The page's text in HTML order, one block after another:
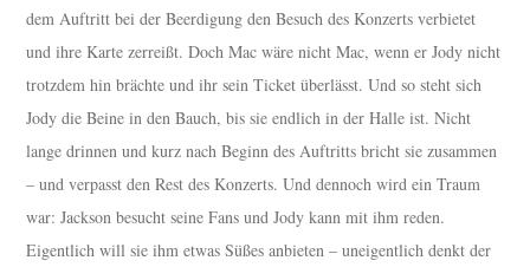
dem Auftritt bei der Beerdigung den Besuch des Konzerts verbietet
und ihre Karte zerreißt. Doch Mac wäre nicht Mac, wenn er Jody nicht
trotzdem hin brächte und ihr sein Ticket überlässt. Und so steht sich
Jody die Beine in den Bauch, bis sie endlich in der Halle ist. Nicht
lange drinnen und kurz nach Beginn des Auftritts bricht sie zusammen
– und verpasst den Rest des Konzerts. Und dennoch wird ein Traum
war: Jackson besucht seine Fans und Jody kann mit ihm reden.
Eigentlich will sie ihm etwas Süßes anbieten – uneigentlich denkt der